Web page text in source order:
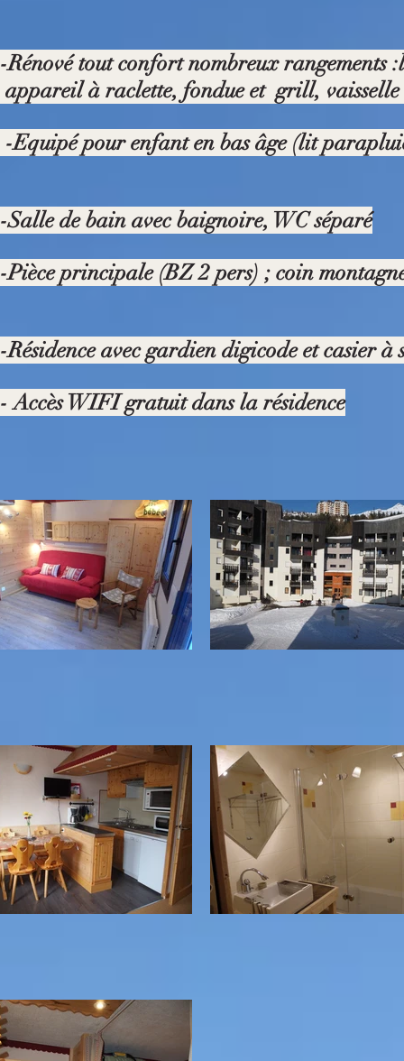
-Rénové tout confort nombreux
appareil à raclette, fondue et grill, vaisselle
-Equipé pour enfant en bas âge (lit
-Salle de bain avec baignoire, WC séparé
-Pièce principale (BZ 2 pers) ; coin
-Résidence avec gardien digicode et casier
- Accès WIFI gratuit dans la résidence